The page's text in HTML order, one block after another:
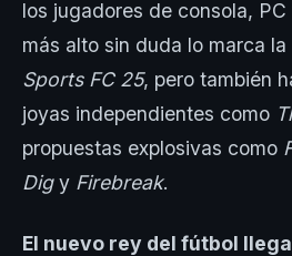
los jugadores de consola,
más alto sin duda lo marca
Sports FC 25, pero también
joyas independientes como
propuestas explosivas como
Digy Firebreak.
El nuevo rey del fútbol llega